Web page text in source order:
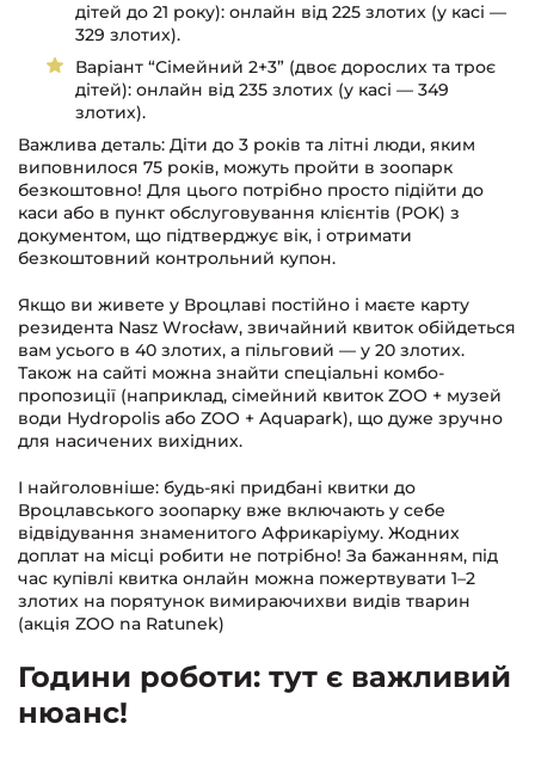
дітей до 21 року): онлайн від 225 злотих (у касі —
329 злотих).
Варіант “Сімейний 2+3” (двоє дорослих та троє
дітей): онлайн від 235 злотих (у касі — 349
злотих).
Важлива деталь: Діти до 3 років та літні люди, яким
виповнилося 75 років, можуть пройти в зоопарк
безкоштовно! Для цього потрібно просто підійти до
каси або в пункт обслуговування клієнтів (POK) з
документом, що підтверджує вік, і отримати
безкоштовний контрольний купон.
Якщо ви живете у Вроцлаві постійно і маєте карту
резидента Nasz Wrocław, звичайний квиток обійдеться
вам усього в 40 злотих, а пільговий — у 20 злотих.
Також на сайті можна знайти спеціальні комбо-
пропозиції (наприклад, сімейний квиток ZOO + музей
води Hydropolis або ZOO + Aquapark), що дуже зручно
для насичених вихідних.
І найголовніше: будь-які придбані квитки до
Вроцлавського зоопарку вже включають у себе
відвідування знаменитого Африкаріуму. Жодних
доплат на місці робити не потрібно! За бажанням, під
час купівлі квитка онлайн можна пожертвувати 1–2
злотих на порятунок вимираючихви видів тварин
(акція ZOO na Ratunek)
Години роботи: тут є важливий
нюанс!